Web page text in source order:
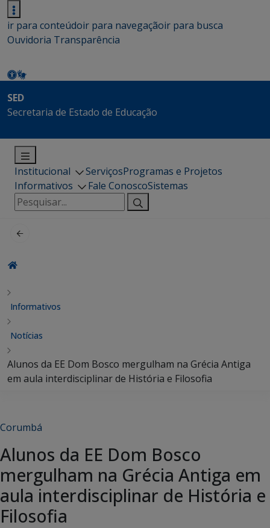
ir para conteúdoir para navegaçãoir para busca
Ouvidoria Transparência
SED
Secretaria de Estado de Educação
Institucional ServiçosProgramas e Projetos
Informativos
Fale ConoscoSistemas
Pesquisar
por:
Informativos
Notícias
Alunos da EE Dom Bosco mergulham na Grécia Antiga
em aula interdisciplinar de História e Filosofia
Corumbá
Alunos da EE Dom Bosco
mergulham na Grécia Antiga em
aula interdisciplinar de História e
Filosofia